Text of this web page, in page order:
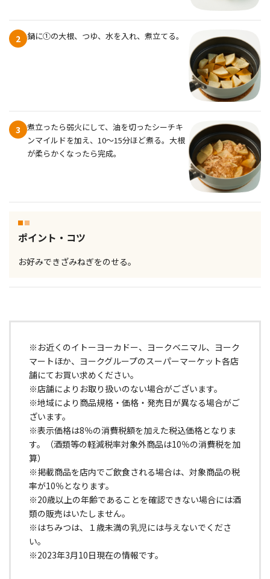
2 鍋に①の大根、つゆ、水を入れ、煮立てる。
3
煮立ったら弱火にして、油を切ったシーチキ
ンマイルドを加え、10～15分ほど煮る。大根
が柔らかくなったら完成。
ポイント・コツ
お好みできざみねぎをのせる。
※お近くのイトーヨーカドー、ヨークベニマル、ヨーク
マートほか、ヨークグループのスーパーマーケット各店
舗にてお買い求めください。
※店舗によりお取り扱いのない場合がございます。
※地域により商品規格・価格・発売日が異なる場合がご
ざいます。
※表示価格は8％の消費税額を加えた税込価格となりま
す。（酒類等の軽減税率対象外商品は10％の消費税を加
算）
※掲載商品を店内でご飲食される場合は、対象商品の税
率が10％となります。
※20歳以上の年齢であることを確認できない場合には酒
類の販売はいたしません。
※はちみつは、１歳未満の乳児には与えないでくださ
い。
※2023年3月10日現在の情報です。